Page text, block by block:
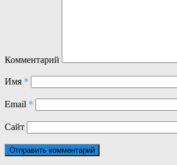
Комментарий
Имя *
Email *
Сайт